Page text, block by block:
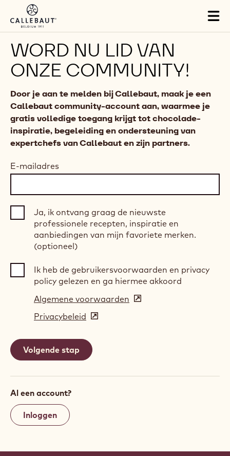
Skip to main content
WORD NU LID VAN
ONZE COMMUNITY!
Door je aan te melden bij Callebaut, maak je een
Callebaut community-account aan, waarmee je
gratis volledige toegang krijgt tot chocolade-
inspiratie, begeleiding en ondersteuning van
expertchefs van Callebaut en zijn partners.
E-mailadres
Ja, ik ontvang graag de nieuwste
professionele recepten, inspiratie en
aanbiedingen van mijn favoriete merken.
(optioneel)
Ik heb de gebruikersvoorwaarden en privacy
policy gelezen en ga hiermee akkoord
Algemene voorwaarden (opens
Privacybeleid (opens
a
new
Al een account?
Inloggen